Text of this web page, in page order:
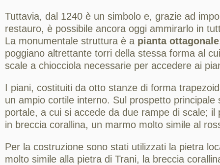
Tuttavia, dal 1240 è un simbolo e, grazie ad
restauro, è possibile ancora oggi ammirarlo in
La monumentale struttura è a pianta ottagonale
poggiano altrettante torri della stessa forma al
scale a chiocciola necessarie per accedere ai
I piani, costituiti da otto stanze di forma
un ampio cortile interno. Sul prospetto principale
portale, a cui si accede da due rampe di scale; il
in breccia corallina, un marmo molto simile al
Per la costruzione sono stati utilizzati la pietra
molto simile alla pietra di Trani, la breccia